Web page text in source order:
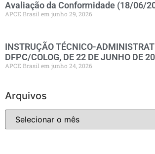
Avaliação da Conformidade (18/06/
APCE Brasil junho 29, 2026
INSTRUÇÃO TÉCNICO-
DFPC/COLOG, DE 22 DE JUNHO DE
APCE Brasil junho 24, 2026
Arquivos